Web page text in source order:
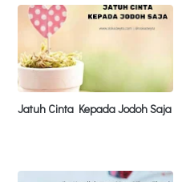
Jatuh Cinta Kepada Jodoh Saja